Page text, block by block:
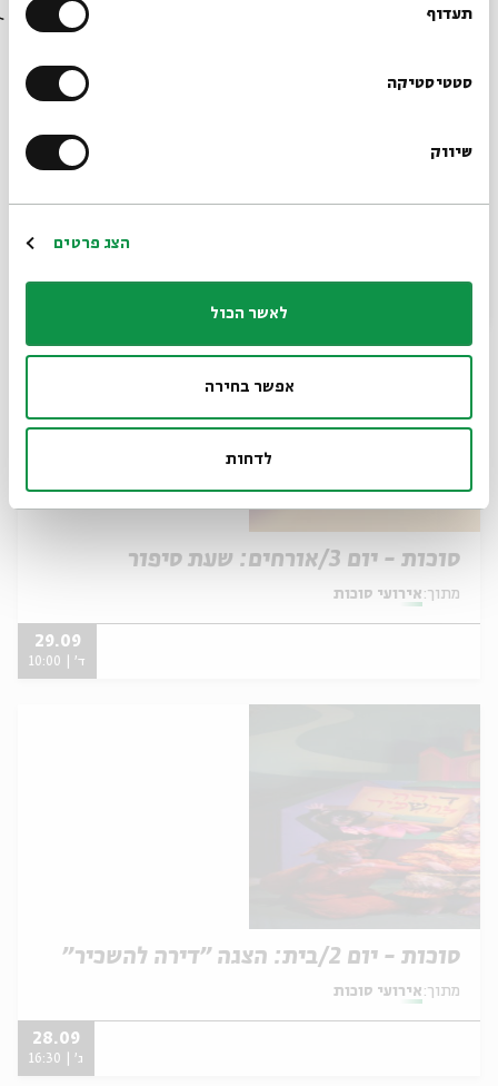
תעדוף
סטטיסטיקה
שיווק
הצג פרטים
לאשר הכול
אפשר בחירה
לדחות
סוכות - יום 3/אורחים: סדנת כלי נגינה
29.09
סוכות - יום 3/אורחים: שעת סיפור
מתוך: אירועי סוכות
29.09
ד' | 10:00
סוכות - יום 2/בית: הצגה "דירה להשכיר"
מתוך: אירועי סוכות
28.09
ג' | 16:30